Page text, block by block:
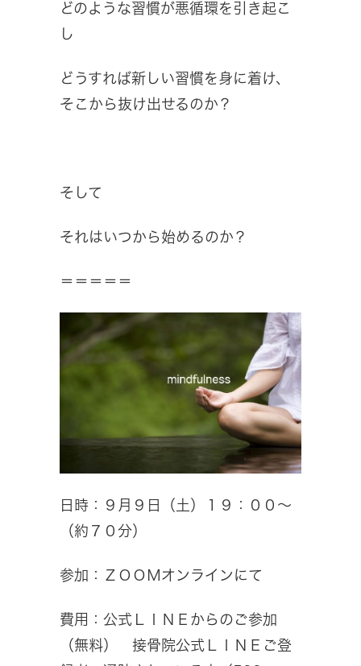
どのような習慣が悪循環を引き起こ
し
どうすれば新しい習慣を身に着け、
そこから抜け出せるのか？
そして
それはいつから始めるのか？
＝＝＝＝＝
日時：９月９日（土）１９：００～
（約７０分）
参加：ＺＯＯＭオンラインにて
費用：公式ＬＩＮＥからのご参加
（無料） 接骨院公式ＬＩＮＥご登